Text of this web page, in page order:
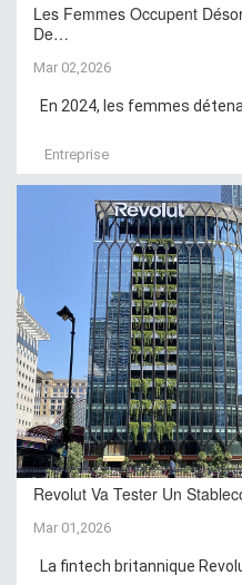
Les Femmes Occupent
De…
Mar 02,2026
En 2024, les femmes
Entreprise
Revolut Va Tester Un
Mar 01,2026
La fintech britannique